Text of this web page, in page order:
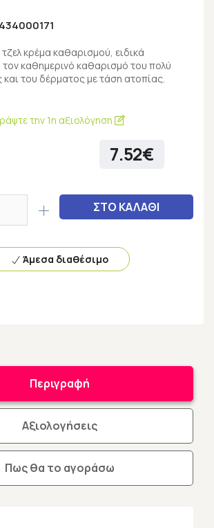
κρέμα καθαρισμού, ειδικά
τον καθημερινό καθαρισμό του πολύ
του δέρματος με τάση ατοπίας.
την 1η αξιολόγηση
7.52€
ΣΤΟ ΚΑΛΑΘΙ
Άμεσα διαθέσιμο
Περιγραφή
Αξιολογήσεις
Πως θα το αγοράσω